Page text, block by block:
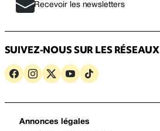
Recevoir les newsletters
SUIVEZ-NOUS SUR LES RÉSEAUX
Annonces légales